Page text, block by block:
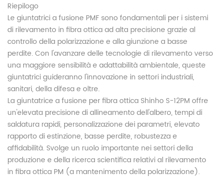
Riepilogo
Le giuntatrici a fusione PMF sono fondamentali per i sistemi
di rilevamento in fibra ottica ad alta precisione grazie al
controllo della polarizzazione e alla giunzione a basse
perdite. Con l'avanzare delle tecnologie di rilevamento verso
una maggiore sensibilità e adattabilità ambientale, queste
giuntatrici guideranno l'innovazione in settori industriali,
sanitari, della difesa e oltre.
La giuntatrice a fusione per fibra ottica Shinho S-12PM offre
un'elevata precisione di allineamento dell'albero, tempi di
saldatura rapidi, personalizzazione dei parametri, elevato
rapporto di estinzione, basse perdite, robustezza e
affidabilità. Svolge un ruolo importante nei settori della
produzione e della ricerca scientifica relativi al rilevamento
in fibra ottica PM (a mantenimento della polarizzazione).